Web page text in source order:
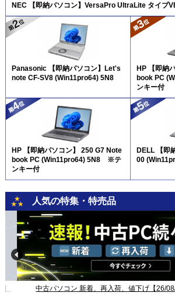
NEC 【即納パソコン】VersaPro UltraLite タイプ
Panasonic 【即納パソコン】Let's
note CF-SV8 (Win11pro64) 5N8
HP 【即納
book PC
ンキー付
HP 【即納パソコン】 250 G7 Note
book PC (Win11pro64) 5N8 ※テ
ンキー付
DELL 【即
00
人気の特集・特売品
中古パソコン 新着、再入荷、値下げ【26/